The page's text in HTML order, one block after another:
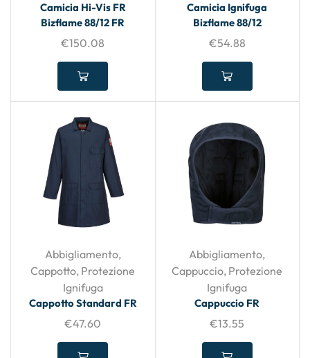
Camicia Hi-Vis FR
Bizflame 88/12 FR
€150.08
Camicia Ignifuga
Bizflame 88/12
€54.88
Abbigliamento,
Cappotto, Protezione
Ignifuga
Cappotto Standard FR
€47.60
Abbigliamento,
Cappuccio, Protezione
Ignifuga
Cappuccio FR
€13.55